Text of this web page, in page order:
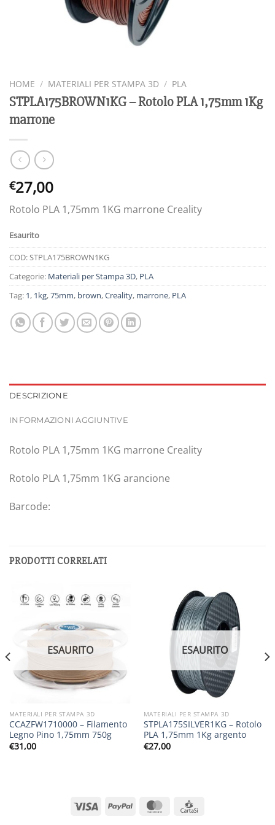
HOME / MATERIALI PER STAMPA 3D / PLA
STPLA175BROWN1KG – Rotolo PLA 1,75mm 1Kg
marrone
€27,00
Rotolo PLA 1,75mm 1KG marrone Creality
Esaurito
COD:STPLA175BROWN1KG
Categorie: Materiali per Stampa 3D, PLA
Tag: 1, 1kg,75mm, brown,Creality, marrone, PLA
DESCRIZIONE
INFORMAZIONI AGGIUNTIVE
Rotolo PLA 1,75mm 1KG marrone Creality
Rotolo PLA 1,75mm 1KG arancione
Barcode:
PRODOTTI CORRELATI
ESAURITO
MATERIALI PER STAMPA 3D
CCAZFW1710000 – Filamento
Legno Pino 1,75mm 750g
€31,00
ESAURITO
MATERIALI PER STAMPA 3D
STPLA175SILVER1KG – Rotolo
PLA 1,75mm 1Kg argento
€27,00